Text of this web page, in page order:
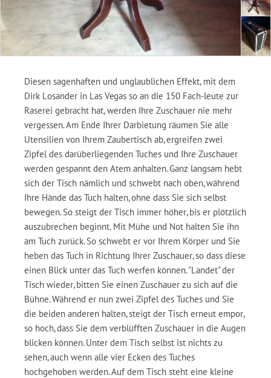
Diesen sagenhaften und unglaublichen Effekt, mit dem
Dirk Losander in Las Vegas so an die 150 Fach-leute zur
Raserei gebracht hat, werden Ihre Zuschauer nie mehr
vergessen. Am Ende Ihrer Darbietung räumen Sie alle
Utensilien von Ihrem Zaubertisch ab, ergreifen zwei
Zipfel des darüberliegenden Tuches und Ihre Zuschauer
werden gespannt den Atem anhalten. Ganz langsam hebt
sich der Tisch nämlich und schwebt nach oben, während
Ihre Hände das Tuch halten, ohne dass Sie sich selbst
bewegen. So steigt der Tisch immer höher, bis er plötzlich
auszubrechen beginnt. Mit Mühe und Not halten Sie ihn
am Tuch zurück. So schwebt er vor Ihrem Körper und Sie
heben das Tuch in Richtung Ihrer Zuschauer, so dass diese
einen Blick unter das Tuch werfen können. "Landet" der
Tisch wieder, bitten Sie einen Zuschauer zu sich auf die
Bühne. Während er nun zwei Zipfel des Tuches und Sie
die beiden anderen halten, steigt der Tisch erneut empor,
so hoch, dass Sie dem verblüfften Zuschauer in die Augen
blicken können. Unter dem Tisch selbst ist nichts zu
sehen, auch wenn alle vier Ecken des Tuches
hochgehoben werden. Auf dem Tisch steht eine kleine